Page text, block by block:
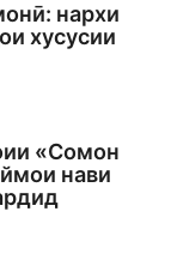
нархи
хусусии
«Сомон
нави